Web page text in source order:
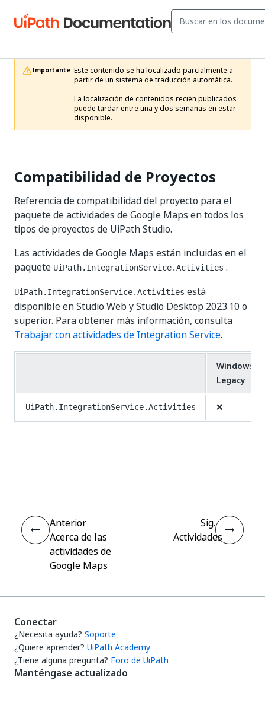
Importante :Este contenido se ha localizado parcialmente a
partir de un sistema de traducción automática.
La localización de contenidos recién publicados
puede tardar entre una y dos semanas en estar
disponible.
Compatibilidad de Proyectos
Referencia de compatibilidad del proyecto para el
paquete de actividades de Google Maps en todos los
tipos de proyectos de UiPath Studio.
Las actividades de Google Maps están incluidas en el
paquete UiPath.IntegrationService.Activities .
UiPath.IntegrationService.Activities está
disponible en Studio Web y Studio Desktop 2023.10 o
superior. Para obtener más información, consulta
Trabajar con actividades de Integration Service.
Windows:
Legacy
UiPath.IntegrationService.Activities ❌
Anterior
Acerca de las
actividades de
Google Maps
Sig.
Actividades
Conectar
¿Necesita ayuda? Soporte
¿Quiere aprender? UiPath Academy
¿Tiene alguna pregunta? Foro de UiPath
Manténgase actualizado